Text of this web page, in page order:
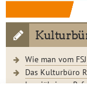
Wie man vom
Das Kulturbüro
langjährigen